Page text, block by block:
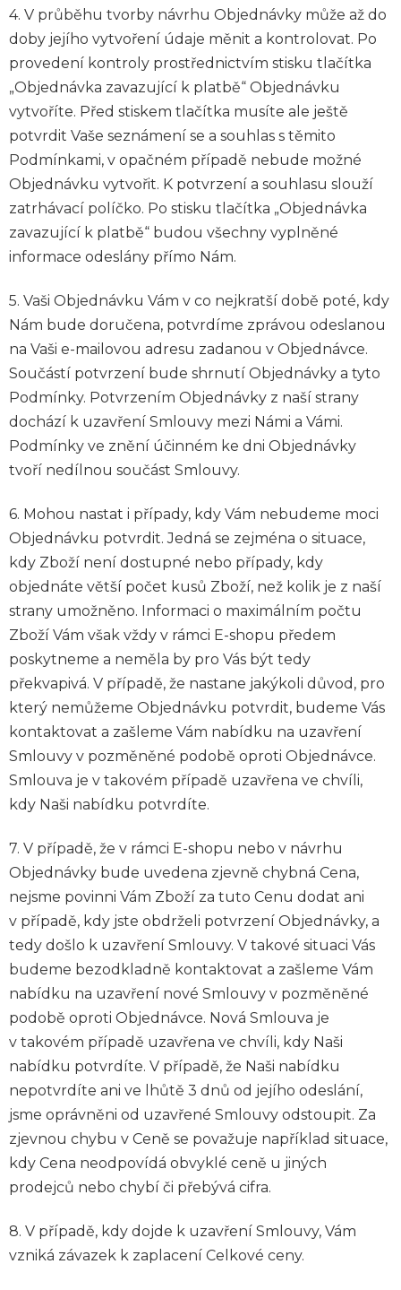
4. V průběhu tvorby návrhu Objednávky může až do
doby jejího vytvoření údaje měnit a kontrolovat. Po
provedení kontroly prostřednictvím stisku tlačítka
„Objednávka zavazující k platbě“ Objednávku
vytvoříte. Před stiskem tlačítka musíte ale ještě
potvrdit Vaše seznámení se a souhlas s těmito
Podmínkami, v opačném případě nebude možné
Objednávku vytvořit. K potvrzení a souhlasu slouží
zatrhávací políčko. Po stisku tlačítka „Objednávka
zavazující k platbě“ budou všechny vyplněné
informace odeslány přímo Nám.
5. Vaši Objednávku Vám v co nejkratší době poté, kdy
Nám bude doručena, potvrdíme zprávou odeslanou
na Vaši e-mailovou adresu zadanou v Objednávce.
Součástí potvrzení bude shrnutí Objednávky a tyto
Podmínky. Potvrzením Objednávky z naší strany
dochází k uzavření Smlouvy mezi Námi a Vámi.
Podmínky ve znění účinném ke dni Objednávky
tvoří nedílnou součást Smlouvy.
6. Mohou nastat i případy, kdy Vám nebudeme moci
Objednávku potvrdit. Jedná se zejména o situace,
kdy Zboží není dostupné nebo případy, kdy
objednáte větší počet kusů Zboží, než kolik je z naší
strany umožněno. Informaci o maximálním počtu
Zboží Vám však vždy v rámci E-shopu předem
poskytneme a neměla by pro Vás být tedy
překvapivá. V případě, že nastane jakýkoli důvod, pro
který nemůžeme Objednávku potvrdit, budeme Vás
kontaktovat a zašleme Vám nabídku na uzavření
Smlouvy v pozměněné podobě oproti Objednávce.
Smlouva je v takovém případě uzavřena ve chvíli,
kdy Naši nabídku potvrdíte.
7. V případě, že v rámci E-shopu nebo v návrhu
Objednávky bude uvedena zjevně chybná Cena,
nejsme povinni Vám Zboží za tuto Cenu dodat ani
v případě, kdy jste obdrželi potvrzení Objednávky, a
tedy došlo k uzavření Smlouvy. V takové situaci Vás
budeme bezodkladně kontaktovat a zašleme Vám
nabídku na uzavření nové Smlouvy v pozměněné
podobě oproti Objednávce. Nová Smlouva je
v takovém případě uzavřena ve chvíli, kdy Naši
nabídku potvrdíte. V případě, že Naši nabídku
nepotvrdíte ani ve lhůtě 3 dnů od jejího odeslání,
jsme oprávněni od uzavřené Smlouvy odstoupit. Za
zjevnou chybu v Ceně se považuje například situace,
kdy Cena neodpovídá obvyklé ceně u jiných
prodejců nebo chybí či přebývá cifra.
8. V případě, kdy dojde k uzavření Smlouvy, Vám
vzniká závazek k zaplacení Celkové ceny.